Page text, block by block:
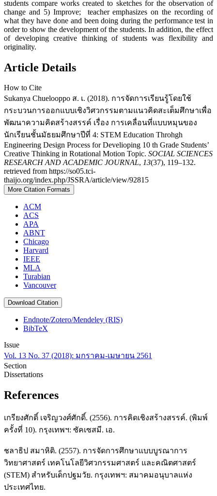
students compare works created to sketches for the observation of
change and 5) Improve; teacher emphasizes on the recording of
what they have done and been doing during the performance test in
order to show the development of the students. In addition, the effect
of developing creative thinking of students was flexibility and
originality.
Article Details
How to Cite
Sukanya Chuelooppo ส. เ. (2018). การจัดการเรียนรู้โดยใช้
กระบวนการออกแบบเชิงวิศวกรรมตามแนวคิดสะเต็มศึกษาเพื่อ
พัฒนาความคิดสร้างสรรค์ เรื่อง การเคลื่อนที่แบบหมุนของ
นักเรียนชั้นมัธยมศึกษาปีที่ 4: STEM Education Throhgh
Engineering Design Process for Develioping 10 th Grade Students’
Creative Thinking in Rotational Motion Topic. SOCIAL SCIENCES
RESEARCH AND ACADEMIC JOURNAL, 13(37), 119–132.
retrieved from https://so05.tci-
thaijo.org/index.php/JSSRA/article/view/92815
More Citation Formats
ACM
ACS
APA
ABNT
Chicago
Harvard
IEEE
MLA
Turabian
Vancouver
Download Citation
Endnote/Zotero/Mendeley (RIS)
BibTeX
Issue
Vol. 13 No. 37 (2018): มกราคม-เมษายน 2561
Section
Dissertations
References
เกรียงศักดิ์ เจริญวงศ์ศักดิ์. (2556). การคิดเชิงสร้างสรรค์. (พิมพ์
ครั้งที่ 10). กรุงเทพฯ: ซัคเซสมี. เอ.
ชลาธิป สมาหิติ. (2557). การจัดการศึกษาแบบบูรณาการ
วิทยาศาสตร์ เทคโนโลยีวิศวกรรมศาสตร์ และคณิตศาสตร์
(STEM) สำหรับเด็กปฐมวัย. กรุงเทพฯ: สมาคมอนุบาลแห่ง
ประเทศไทย.